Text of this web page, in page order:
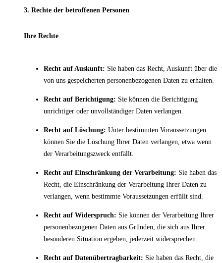
3. Rechte der betroffenen Personen
Ihre Rechte
Recht auf Auskunft: Sie haben das Recht, Auskunft über die
von uns gespeicherten personenbezogenen Daten zu erhalten.
Recht auf Berichtigung: Sie können die Berichtigung
unrichtiger oder unvollständiger Daten verlangen.
Recht auf Löschung: Unter bestimmten Voraussetzungen
können Sie die Löschung Ihrer Daten verlangen, etwa wenn
der Verarbeitungszweck entfällt.
Recht auf Einschränkung der Verarbeitung: Sie haben das
Recht, die Einschränkung der Verarbeitung Ihrer Daten zu
verlangen, wenn bestimmte Voraussetzungen erfüllt sind.
Recht auf Widerspruch: Sie können der Verarbeitung Ihrer
personenbezogenen Daten aus Gründen, die sich aus Ihrer
besonderen Situation ergeben, jederzeit widersprechen.
Recht auf Datenübertragbarkeit: Sie haben das Recht, die